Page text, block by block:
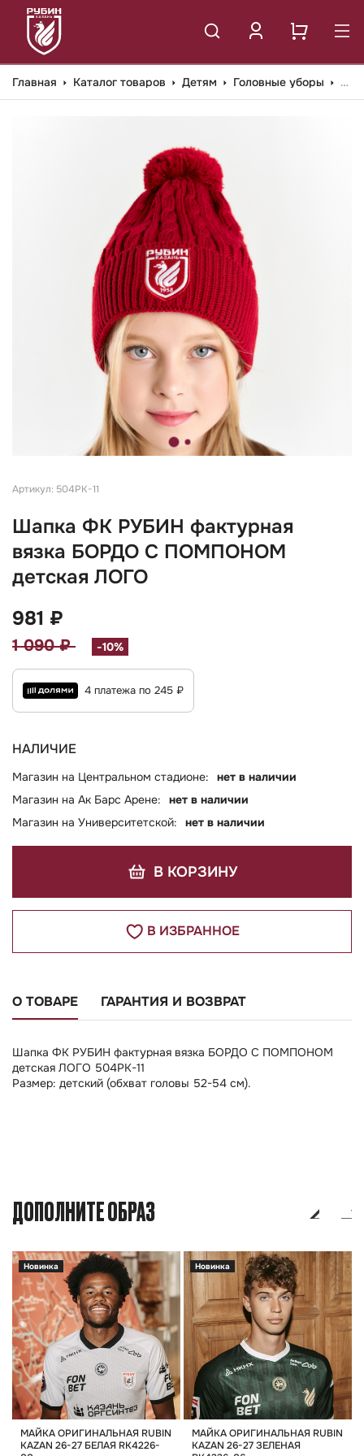
Главная Каталог товаров Детям Головные уборы
О ТОВАРЕ ГАРАНТИЯ И ВОЗВРАТ
Шапка ФК РУБИН фактурная вязка БОРДО С ПОМПОНОМ
детская ЛОГО 504РК-11
Размер: детский (обхват головы 52-54 см).
Артикул: 504РК-11
Шапка ФК РУБИН фактурная
вязка БОРДО С ПОМПОНОМ
детская ЛОГО
981 ₽
1 090 ₽ -10%
4 платежа по 245 ₽
НАЛИЧИЕ
Магазин на Центральном стадионе:
нет в наличии
Магазин на Ак Барс Арене:
нет в наличии
Магазин на Университетской:
нет в наличии
В КОРЗИНУ
В ИЗБРАННОЕ
ДОПОЛНИТЕ ОБРАЗ
Новинка
МАЙКА ОРИГИНАЛЬНАЯ RUBIN
KAZAN 26-27 БЕЛАЯ RK4226-
Новинка
МАЙКА ОРИГИНАЛЬНАЯ RUBIN
KAZAN 26-27 ЗЕЛЕНАЯ